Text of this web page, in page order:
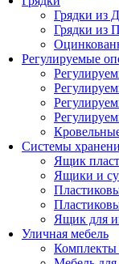
Грядки из
Грядки из
Регулируемые
Системы
Ящик
Ящики и
Ящик для
Уличная мебель
Комплекты